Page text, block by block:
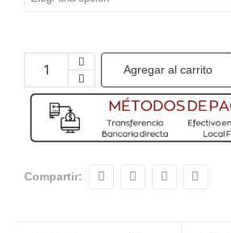
Agregar al carrito
Compartir: